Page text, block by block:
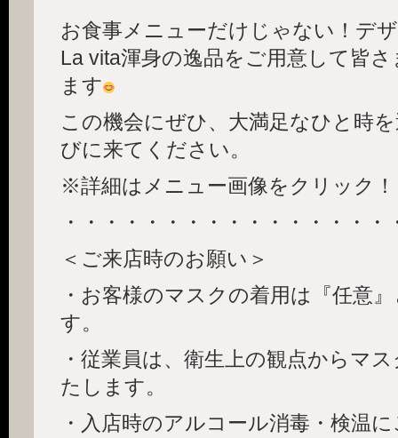
お食事メニューだけじゃない！デ
La vita渾身の逸品をご用意して皆
ます
この機会にぜひ、大満足なひと時
びに来てください。
※詳細はメニュー画像をクリック
・・・・・・・・・・・・・・・
＜ご来店時のお願い＞
・お客様のマスクの着用は『任意
す。
・従業員は、衛生上の観点からマ
たします。
・入店時のアルコール消毒・検温